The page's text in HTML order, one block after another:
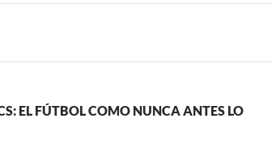
EL FÚTBOL COMO NUNCA ANTES LO